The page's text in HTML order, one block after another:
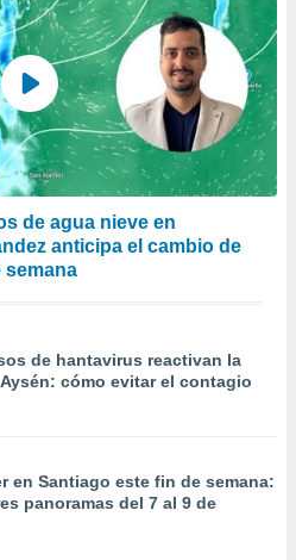
de agua nieve en
anticipa el cambio de
semana
de hantavirus reactivan la
cómo evitar el contagio
en Santiago este fin de semana:
panoramas del 7 al 9 de